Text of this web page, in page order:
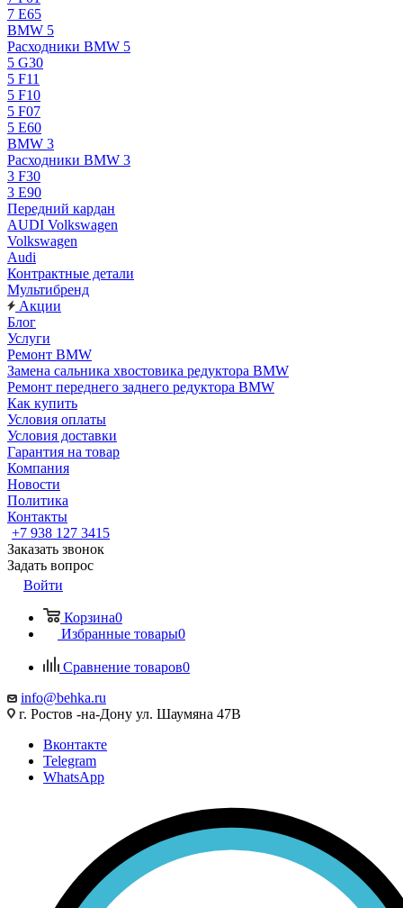
7 E65
BMW 5
Расходники BMW 5
5 G30
5 F11
5 F10
5 F07
5 E60
BMW 3
Расходники BMW 3
3 F30
3 E90
Передний кардан
AUDI Volkswagen
Volkswagen
Audi
Контрактные детали
Мультибренд
Акции
Блог
Услуги
Ремонт BMW
Замена сальника хвостовика редуктора BMW
Ремонт переднего заднего редуктора BMW
Как купить
Условия оплаты
Условия доставки
Гарантия на товар
Компания
Новости
Политика
Контакты
+7 938 127 3415
Заказать звонок
Задать вопрос
Войти
Корзина0
Избранные товары0
Сравнение товаров0
info@behka.ru
г. Ростов -на-Дону ул. Шаумяна 47В
Вконтакте
Telegram
WhatsApp